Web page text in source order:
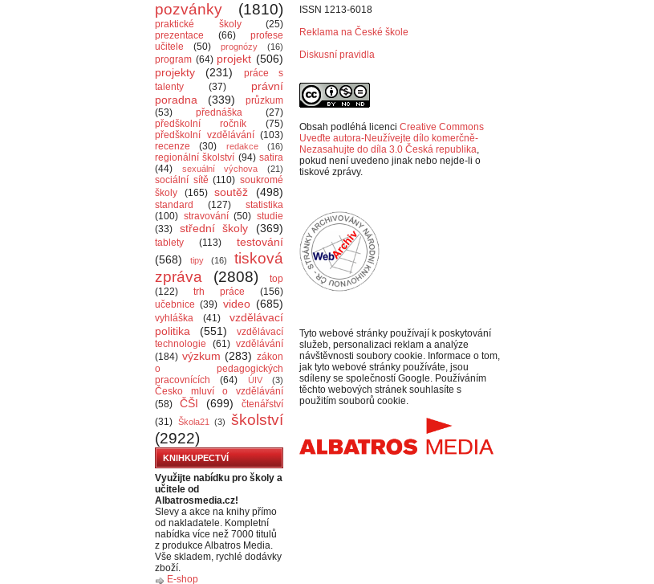
pozvánky
(1810)
praktické školy
(25)
prezentace
(66)
profese
učitele
(50) prognózy (16)
program (64) projekt (506)
projekty
(231)
práce s
talenty
(37)
právní
poradna
(339)
průzkum
(53)
přednáška
(27)
předškolní ročník
(75)
předškolní vzdělávání (103)
recenze
(30) redakce (16)
regionální školství (94) satira
(44)
sexuální výchova (21)
sociální sítě (110) soukromé
školy
(165) soutěž (498)
standard (127)
statistika
(100) stravování (50) studie
(33)
střední školy (369)
tablety (113)
testování
(568)
tipy (16)
tisková
zpráva
(2808)
top
(122)
trh práce
(156)
učebnice (39) video (685)
vyhláška (41)
vzdělávací
politika
(551)
vzdělávací
technologie
(61) vzdělávání
(184) výzkum (283) zákon
o pedagogických
pracovnících
(64) ÚIV (3)
Česko mluví o vzdělávání
(58)
ČŠI (699)
čtenářství
(31) Škola21 (3)
školství
(2922)
KNIHKUPECTVÍ
Využijte nabídku pro školy a
učitele od
Albatrosmedia.cz!
Slevy a akce na knihy přímo
od nakladatele. Kompletní
nabídka více než 7000 titulů
z produkce Albatros Media.
Vše skladem, rychlé dodávky
zboží.
E-shop
ISSN 1213-6018
Reklama na České škole
Diskusní pravidla
Obsah podléhá licenci Creative Commons
Uveďte autora-Neužívejte dílo komerčně-
Nezasahujte do díla 3.0 Česká republika,
pokud není uvedeno jinak nebo nejde-li o
tiskové zprávy.
Tyto webové stránky používají k poskytování
služeb, personalizaci reklam a analýze
návštěvnosti soubory cookie. Informace o tom,
jak tyto webové stránky používáte, jsou
sdíleny se společností Google. Používáním
těchto webových stránek souhlasíte s
použitím souborů cookie.